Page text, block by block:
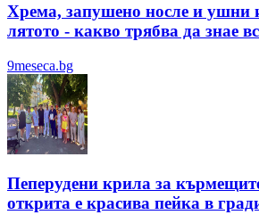
Хрема, запушено носле и ушни
лятотo - какво трябва да знае
9meseca.bg
Пеперудени крила за
открита е красива пейка в